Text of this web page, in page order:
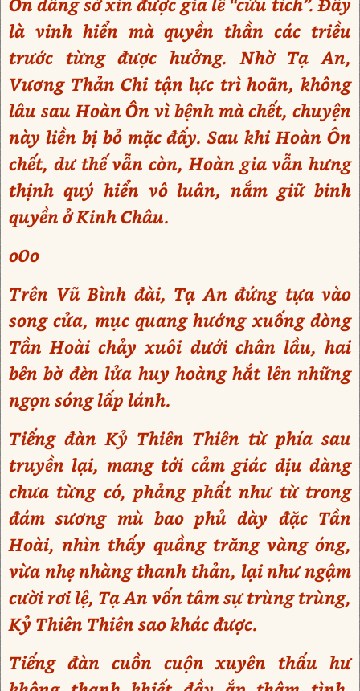
là vinh hiển mà quyền thần các triều
trước từng được hưởng. Nhờ Tạ An,
Vương Thản Chi tận lực trì hoãn, không
lâu sau Hoàn Ôn vì bệnh mà chết, chuyện
này liền bị bỏ mặc đấy. Sau khi Hoàn Ôn
chết, dư thế vẫn còn, Hoàn gia vẫn hưng
thịnh quý hiển vô luân, nắm giữ binh
quyền ở Kinh Châu.
o0o
Trên Vũ Bình đài, Tạ An đứng tựa vào
song cửa, mục quang hướng xuống dòng
Tần Hoài chảy xuôi dưới chân lầu, hai
bên bờ đèn lửa huy hoàng hắt lên những
ngọn sóng lấp lánh.
Tiếng đàn Kỷ Thiên Thiên từ phía sau
truyền lại, mang tới cảm giác dịu dàng
chưa từng có, phảng phất như từ trong
đám sương mù bao phủ dày đặc Tần
Hoài, nhìn thấy quầng trăng vàng óng,
vừa nhẹ nhàng thanh thản, lại như ngậm
cười rơi lệ, Tạ An vốn tâm sự trùng trùng,
Kỷ Thiên Thiên sao khác được.
Tiếng đàn cuồn cuộn xuyên thấu hư